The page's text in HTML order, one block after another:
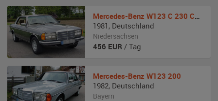
Mercedes-Benz W123 C 230 CE Coupé Automatik
1981 , Deutschland
Niedersachsen
456 EUR / Tag
Mercedes-Benz W123 200
1982, Deutschland
Bayern